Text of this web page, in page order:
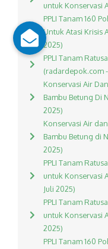
untuk Konservasi
PPLI Tanam 160
Untuk Atasi Krisis
2025)
PPLI Tanam
(radardepok.com
Konservasi Air
Bambu Betung Di
2025)
Konservasi Air
Bambu Betung di
2025)
PPLI Tanam
untuk Konservasi
Juli 2025)
PPLI Tanam
untuk Konservasi
2025)
PPLI Tanam 160